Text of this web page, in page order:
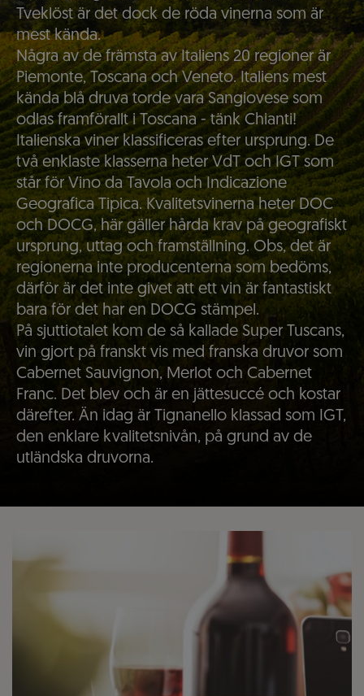
Tveklöst är det dock de röda vinerna som är
mest kända.
Några av de främsta av Italiens 20 regioner är
Piemonte, Toscana och Veneto. Italiens mest
kända blå druva torde vara Sangiovese som
odlas framförallt i Toscana - tänk Chianti!
Italienska viner klassificeras efter ursprung. De
två enklaste klasserna heter VdT och IGT som
står för Vino da Tavola och Indicazione
Geografica Tipica. Kvalitetsvinerna heter DOC
och DOCG, här gäller hårda krav på geografiskt
ursprung, uttag och framställning. Obs, det är
regionerna inte producenterna som bedöms,
därför är det inte givet att ett vin är fantastiskt
bara för det har en DOCG stämpel.
På sjuttiotalet kom de så kallade Super Tuscans,
vin gjort på franskt vis med franska druvor som
Cabernet Sauvignon, Merlot och Cabernet
Franc. Det blev och är en jättesuccé och kostar
därefter. Än idag är Tignanello klassad som IGT,
den enklare kvalitetsnivån, på grund av de
utländska druvorna.